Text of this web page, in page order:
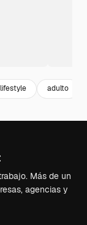
lifestyle adulto
Más de un
agencias y